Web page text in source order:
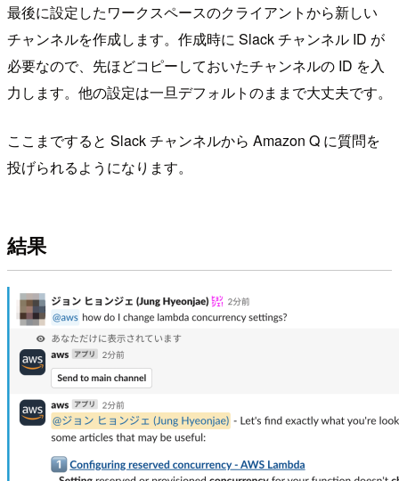
最後に設定したワークスペースのクライアントから新しい
チャンネルを作成します。作成時に Slack チャンネル ID が
必要なので、先ほどコピーしておいたチャンネルの ID を入
力します。他の設定は一旦デフォルトのままで大丈夫です。
ここまですると Slack チャンネルから Amazon Q に質問を
投げられるようになります。
結果